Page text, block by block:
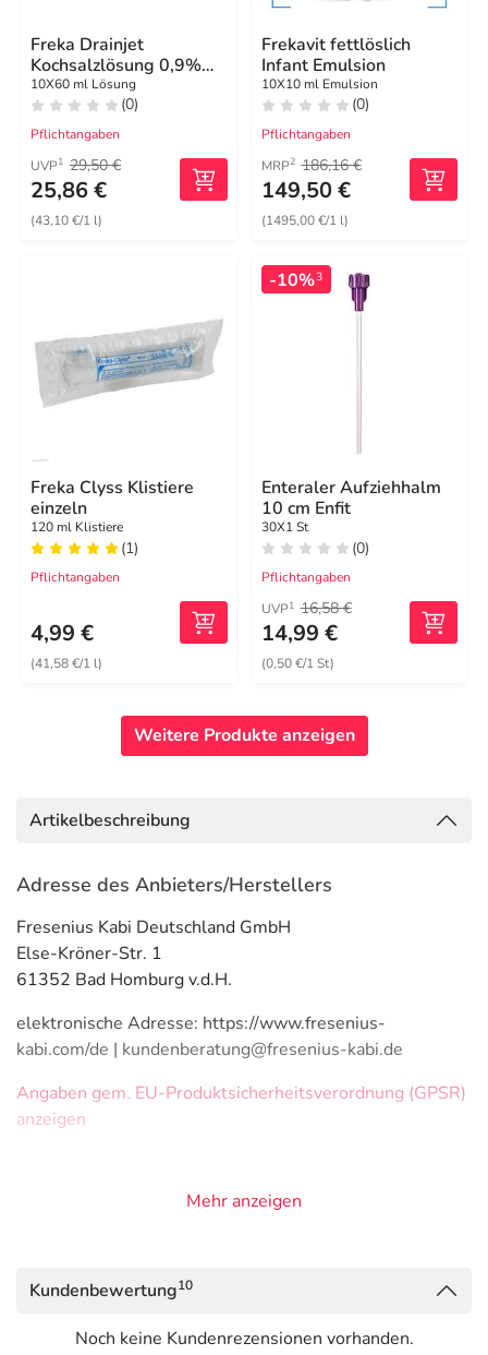
Freka Drainjet
Kochsalzlösung 0,9%
Iso
10X60 ml Lösung
(0)
Pflichtangaben
UVP1 29,50 €
25,86 €
(43,10 €/1 l)
Frekavit fettlöslich
Infant Emulsion
10X10 ml Emulsion
(0)
Pflichtangaben
MRP2 186,16 €
149,50 €
(1495,00 €/1 l)
Freka Clyss Klistiere
einzeln
120 ml Klistiere
(1)
Pflichtangaben
4,99 €
(41,58 €/1 l)
-10%3
Enteraler Aufziehhalm
10 cm Enfit
30X1 St
(0)
Pflichtangaben
UVP1 16,58 €
14,99 €
(0,50 €/1 St)
Weitere Produkte anzeigen
Artikelbeschreibung
Adresse des Anbieters/Herstellers
Fresenius Kabi Deutschland GmbH
Else-Kröner-Str. 1
61352 Bad Homburg v.d.H.
elektronische Adresse: https://www.fresenius-
kabi.com/de | kundenberatung@fresenius-kabi.de
Angaben gem. EU-Produktsicherheitsverordnung (GPSR)
anzeigen
Mehr anzeigen
Kundenbewertung10
Noch keine Kundenrezensionen vorhanden.